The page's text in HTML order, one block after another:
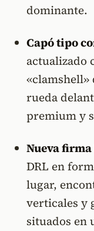
dominante.
Capó tipo
actualizado
«clamshell»
rueda
premium y
Nueva
DRL en
lugar,
verticales y
situados en